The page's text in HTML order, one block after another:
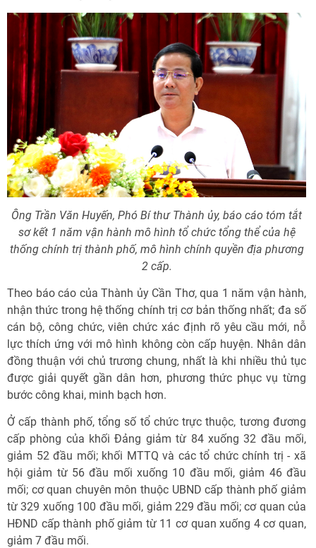
Ông Trần Văn Huyến, Phó Bí thư Thành ủy, báo cáo tóm tắt
sơ kết 1 năm vận hành mô hình tổ chức tổng thể của hệ
thống chính trị thành phố, mô hình chính quyền địa phương
2 cấp.
Theo báo cáo của Thành ủy Cần Thơ, qua 1 năm vận hành,
nhận thức trong hệ thống chính trị cơ bản thống nhất; đa số
cán bộ, công chức, viên chức xác định rõ yêu cầu mới, nỗ
lực thích ứng với mô hình không còn cấp huyện. Nhân dân
đồng thuận với chủ trương chung, nhất là khi nhiều thủ tục
được giải quyết gần dân hơn, phương thức phục vụ từng
bước công khai, minh bạch hơn.
Ở cấp thành phố, tổng số tổ chức trực thuộc, tương đương
cấp phòng của khối Đảng giảm từ 84 xuống 32 đầu mối,
giảm 52 đầu mối; khối MTTQ và các tổ chức chính trị - xã
hội giảm từ 56 đầu mối xuống 10 đầu mối, giảm 46 đầu
mối; cơ quan chuyên môn thuộc UBND cấp thành phố giảm
từ 329 xuống 100 đầu mối, giảm 229 đầu mối; cơ quan của
HĐND cấp thành phố giảm từ 11 cơ quan xuống 4 cơ quan,
giảm 7 đầu mối.